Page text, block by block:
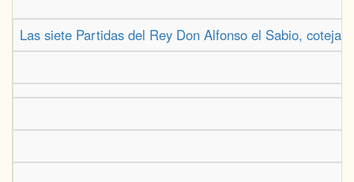
Las siete Partidas del Rey Don Alfonso el Sabio,